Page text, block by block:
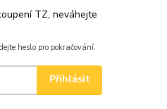
TZ, neváhejte
heslo pro pokračování.